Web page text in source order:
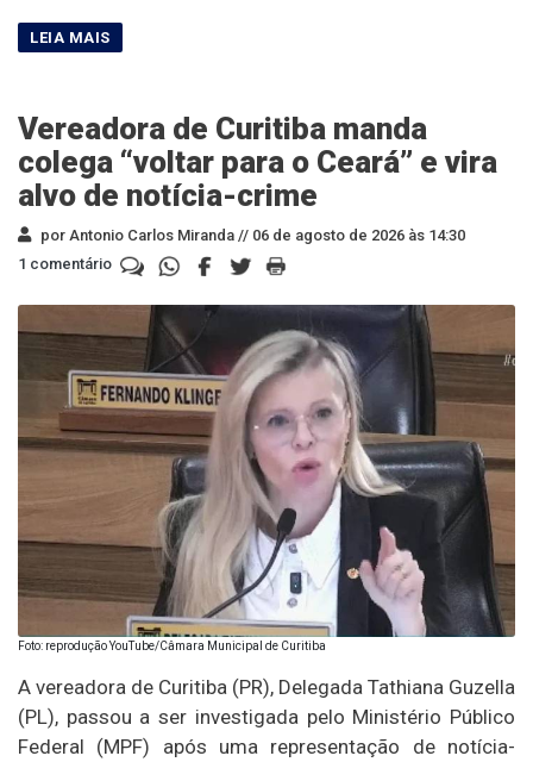
Vereadora de Curitiba manda
colega “voltar para o Ceará” e vira
alvo de notícia-crime
por Antonio Carlos Miranda // 06 de agosto de 2026 às 14:30
1 comentário
Foto: reprodução YouTube/Câmara Municipal de Curitiba
A vereadora de Curitiba (PR), Delegada Tathiana Guzella
(PL), passou a ser investigada pelo Ministério Público
Federal (MPF) após uma representação de notícia-